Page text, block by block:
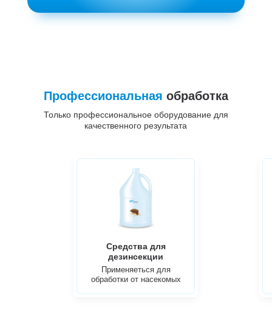
Профессиональная обработка
Только профессиональное оборудование для
качественного результата
Средства для
дезинсекции
Применяеться для
обработки от насекомых